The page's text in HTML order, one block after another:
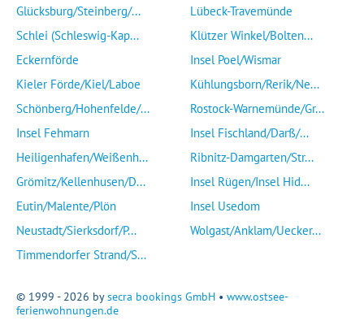
Glücksburg/Steinberg/...
Schlei (Schleswig-Kap...
Eckernförde
Kieler Förde/Kiel/Laboe
Schönberg/Hohenfelde/...
Insel Fehmarn
Heiligenhafen/Weißenh...
Grömitz/Kellenhusen/D...
Eutin/Malente/Plön
Neustadt/Sierksdorf/P...
Timmendorfer Strand/S...
Lübeck-Travemünde
Klützer Winkel/Bolten...
Insel Poel/Wismar
Kühlungsborn/Rerik/Ne...
Rostock-Warnemünde/Gr...
Insel Fischland/Darß/...
Ribnitz-Damgarten/Str...
Insel Rügen/Insel Hid...
Insel Usedom
Wolgast/Anklam/Uecker...
© 1999 - 2026 bysecra bookings GmbH • www.ostsee-
ferienwohnungen.de